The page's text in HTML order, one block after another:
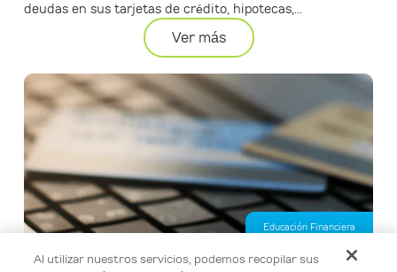
deudas en sus tarjetas de crédito, hipotecas,...
Ver más
Educación Financiera
Calcula tu préstamo personal en línea de forma fácil y
Al utilizar nuestros servicios, podemos recopilar sus